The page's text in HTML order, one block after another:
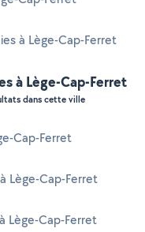
à Lège-Cap-Ferret
à Lège-Cap-Ferret
dans cette ville
Cap-Ferret
Lège-Cap-Ferret
Lège-Cap-Ferret